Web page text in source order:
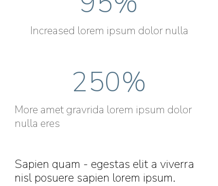
Sapien quam - egestas elit a viverra
nisl posuere sapien lorem ipsum.
Increased lorem ipsum dolor nulla
More amet gravrida lorem ipsum dolor
nulla eres
250%